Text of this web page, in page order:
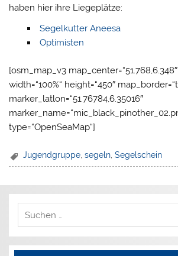
haben hier ihre Liegeplätze:
Segelkutter Aneesa
Optimisten
[osm_map_v3 map_center=“51.768,6.348″
width=“100%“ height=“450″
marker_latlon=“51.76784,6.35016″
type=“OpenSeaMap“]
Jugendgruppe,segeln,Segelschein